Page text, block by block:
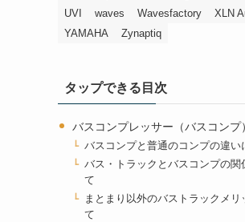
UVI
waves Wavesfactory
XLN
YAMAHA
Zynaptiq
タップできる目次
バスコンプレッサー（バスコンプ
バスコンプと普通のコンプの違い
バス・トラックとバスコンプの関
て
まとまり以外のバストラックメリ
て